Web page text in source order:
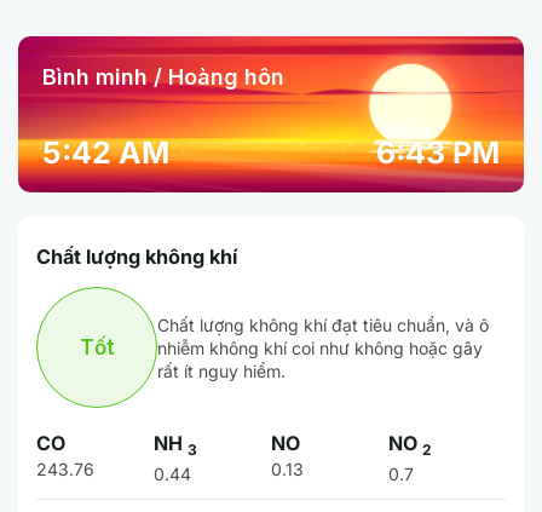
Bình minh / Hoàng hôn
5:42 AM 6:43 PM
Chất lượng không khí
Tốt
Chất lượng không khí đạt tiêu chuẩn, và ô
nhiễm không khí coi như không hoặc gây
rất ít nguy hiểm.
CO
243.76
NH 3
0.44
NO
0.13
NO 2
0.7